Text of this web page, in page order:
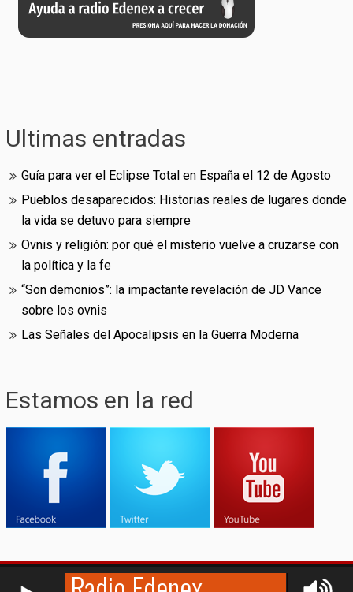
Ultimas entradas
Guía para ver el Eclipse Total en España el 12 de Agosto
Pueblos desaparecidos: Historias reales de lugares donde
la vida se detuvo para siempre
Ovnis y religión: por qué el misterio vuelve a cruzarse con
la política y la fe
“Son demonios”: la impactante revelación de JD Vance
sobre los ovnis
Las Señales del Apocalipsis en la Guerra Moderna
Estamos en la red
RCAST.NET
© (2009-2026)Edenex